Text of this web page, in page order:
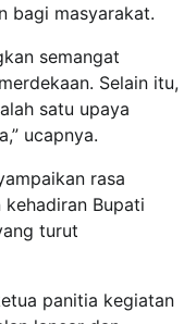
bagi masyarakat.
semangat
Selain itu,
satu upaya
ucapnya.
rasa
Bupati
turut
panitia kegiatan